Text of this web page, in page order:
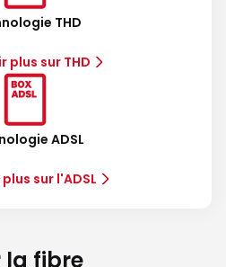
THD
plus sur THD
ADSL
sur l'ADSL
la fibre